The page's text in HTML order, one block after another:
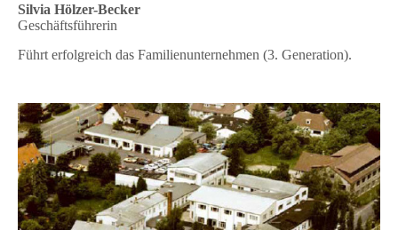
Silvia Hölzer-Becker
Geschäftsführerin
Führt erfolgreich das Familienunternehmen (3. Generation).